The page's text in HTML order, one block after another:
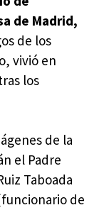
de Madrid,
de los
vivió en
los
de la
el Padre
Taboada
de